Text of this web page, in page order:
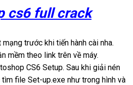
cs6 full crack
trước khi tiến hành cài nha.
mềm theo link trên về máy.
CS6 Setup. Sau khi giải nén
file Set-up.exe như trong hình và